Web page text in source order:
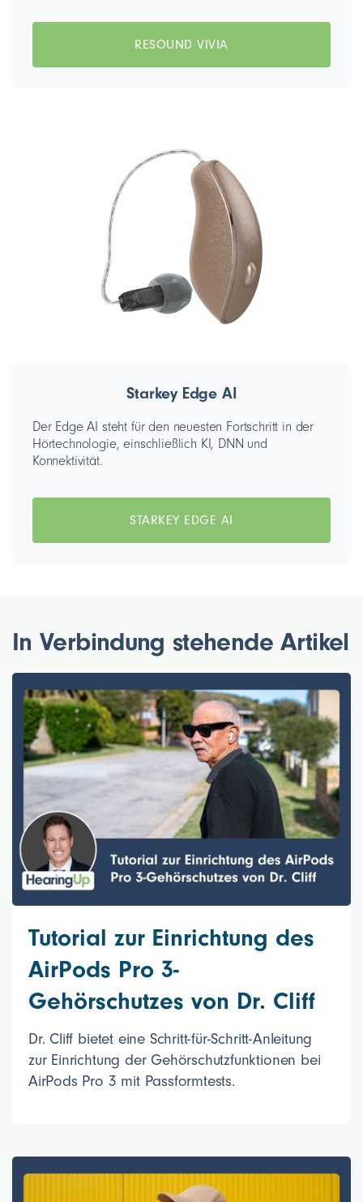
RESOUND VIVIA
Starkey Edge AI
Der Edge AI steht für den neuesten Fortschritt in der
Hörtechnologie, einschließlich KI, DNN und
Konnektivität.
STARKEY EDGE AI
In Verbindung stehende Artikel
Tutorial zur Einrichtung des
AirPods Pro 3-
Gehörschutzes von Dr. Cliff
Dr. Cliff bietet eine Schritt-für-Schritt-Anleitung
zur Einrichtung der Gehörschutzfunktionen bei
AirPods Pro 3 mit Passformtests.